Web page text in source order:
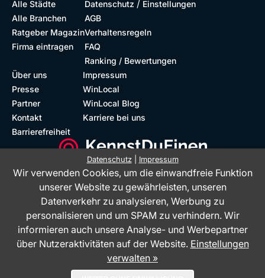
Alle Städte
Alle Branchen
Ratgeber Magazin
Firma eintragen
Datenschutz / Einstellungen
AGB
Verhaltensregeln
FAQ
Ranking / Bewertungen
Über uns
Presse
Partner
Kontakt
Barrierefreiheit
Impressum
WinLocal
WinLocal Blog
Karriere bei uns
Datenschutz| Impressum
Wir verwenden Cookies, um die einwandfreie Funktion
unserer Website zu gewährleisten, unseren
Datenverkehr zu analysieren, Werbung zu
personalisieren und um SPAM zu verhindern. Wir
informieren auch unsere Analyse- und Werbepartner
über Nutzeraktivitäten auf der Website. Einstellungen
verwalten »